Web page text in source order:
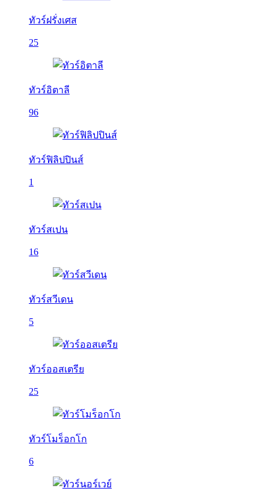
ทัวร์ฝรั่งเศส
25
ทัวร์อิตาลี
96
ทัวร์ฟิลิปปินส์
1
ทัวร์สเปน
16
ทัวร์สวีเดน
5
ทัวร์ออสเตรีย
25
ทัวร์โมร็อกโก
6